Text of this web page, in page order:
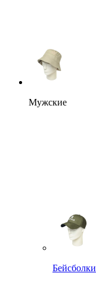
Мужские
Бейсболки